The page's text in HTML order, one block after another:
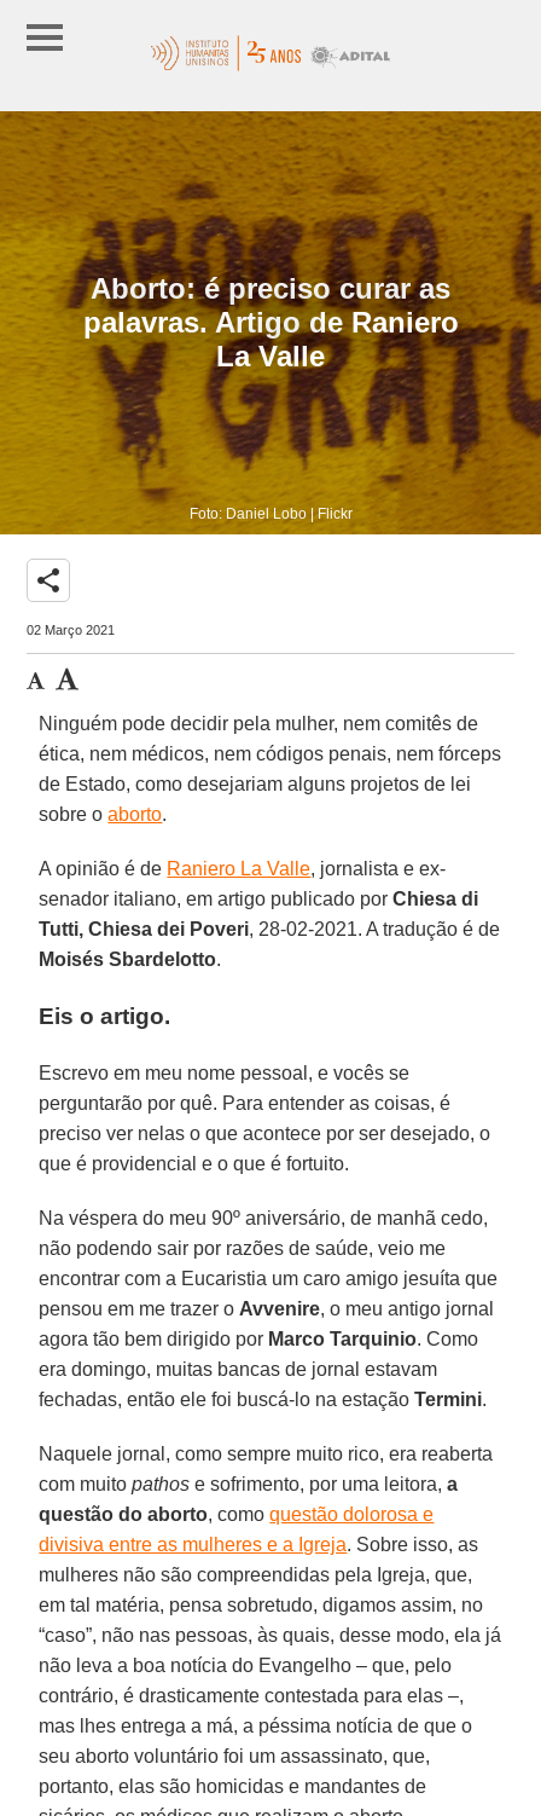
Aborto: é preciso curar as
palavras. Artigo de Raniero
La Valle
Foto: Daniel Lobo | Flickr
share
02 Março 2021
Ninguém pode decidir pela mulher, nem comitês de
ética, nem médicos, nem códigos penais, nem fórceps
de Estado, como desejariam alguns projetos de lei
sobre oaborto.
A opinião é de Raniero La Valle, jornalista e ex-
senador italiano, em artigo publicado porChiesa di
Tutti, Chiesa dei Poveri, 28-02-2021. A tradução é de
Moisés Sbardelotto.
Eis o artigo.
Escrevo em meu nome pessoal, e vocês se
perguntarão por quê. Para entender as coisas, é
preciso ver nelas o que acontece por ser desejado, o
que é providencial e o que é fortuito.
Na véspera do meu 90º aniversário, de manhã cedo,
não podendo sair por razões de saúde, veio me
encontrar com a Eucaristia um caro amigo jesuíta que
pensou em me trazer o Avvenire, o meu antigo jornal
agora tão bem dirigido por Marco Tarquinio. Como
era domingo, muitas bancas de jornal estavam
fechadas, então ele foi buscá-lo na estaçãoTermini.
Naquele jornal, como sempre muito rico, era reaberta
com muitopathos e sofrimento, por uma leitora,a
questão do aborto, comoquestão dolorosa e
divisiva entre as mulheres e a Igreja. Sobre isso, as
mulheres não são compreendidas pela Igreja, que,
em tal matéria, pensa sobretudo, digamos assim, no
“caso”, não nas pessoas, às quais, desse modo, ela já
não leva a boa notícia do Evangelho – que, pelo
contrário, é drasticamente contestada para elas –,
mas lhes entrega a má, a péssima notícia de que o
seu aborto voluntário foi um assassinato, que,
portanto, elas são homicidas e mandantes de